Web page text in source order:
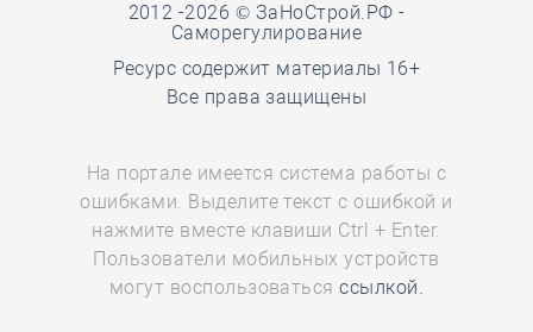
2012 -2026 © ЗаНоСтрой.РФ -
Саморегулирование
Ресурс содержит материалы 16+
Все права защищены
На портале имеется система работы с
ошибками. Выделите текст с ошибкой и
нажмите вместе клавиши Ctrl + Enter.
Пользователи мобильных устройств
могут воспользоватьсяссылкой.